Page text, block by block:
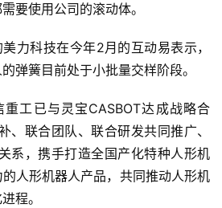
要使用公司的滚动体。
力科技在今年2月的互动易表示，
弹簧目前处于小批量交样阶段。
工已与灵宝CASBOT达成战略合
、联合团队、联合研发共同推广、
系，携手打造全国产化特种人形机
人形机器人产品，共同推动人形机
程。